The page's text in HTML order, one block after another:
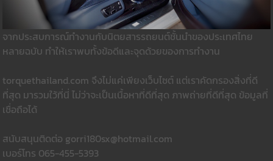
จากประสบการณ์ทำงานกับนิตยสารรถยนต์ชั้นนำของประเทศไทย
หลายฉบับ ทำให้เราพบทั้งข้อดีและจุดด้วยของการทำงาน
torquethailand.com จึงไม่แค่เพียงเว็บไซต์ แต่เราคัดกรองสิ่งที่ดี
ที่สุด มารวมใว้ที่นี่ ไม่ว่าจะเป็นเนื้อหาที่ดีที่สุด ภาพถ่ายที่ดีที่สุด ข้อมูลที่
เชื่อถือได้
สนับสนุนติดต่อ gorri180sx@hotmail.com
เบอร์โทร 065-455-5393